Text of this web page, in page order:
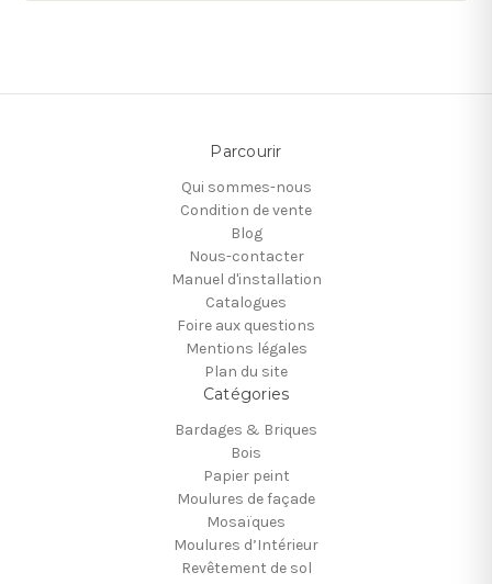
Parcourir
Qui sommes-nous
Condition de vente
Blog
Nous-contacter
Manuel d'installation
Catalogues
Foire aux questions
Mentions légales
Plan du site
Catégories
Bardages & Briques
Bois
Papier peint
Moulures de façade
Mosaïques
Moulures d’Intérieur
Revêtement de sol